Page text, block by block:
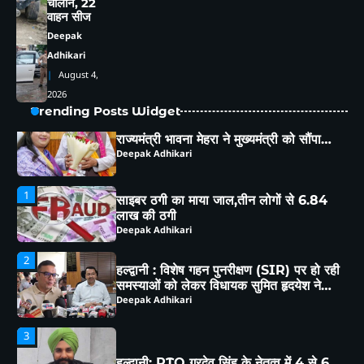
वाहन सीज
Deepak
Adhikari
August 4,
2026
Trending Posts Widget
5
1
साइबर ठगी का माया जाल,तीन लोगों से 6.84
लाख की ठगी
Deepak Adhikari
2
हल्द्वानी : विशेष गहन पुनरीक्षण (SIR) पर हो रही
समस्याओं को लेकर विधायक सुमित हृदयेश ने
सिटी मजिस्ट्रेट से की चर्चा
Deepak Adhikari
3
हल्द्वानी: RTO गुरदेव सिंह के नेतृत्व में 4 से 6
अगस्त तक मॉडिफाइड वाहनों पर चलेगा शिकंजा,
ब्लैक फिल्म-हूटर-रेट्रो साइलेंसर पर होगी सख्त